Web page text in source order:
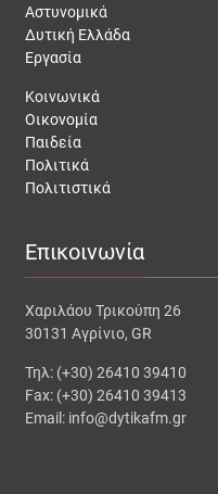
Αστυνομικά
Δυτική Ελλάδα
Εργασία
Κοινωνικά
Οικονομία
Παιδεία
Πολιτικά
Πολιτιστικά
Επικοινωνία
Χαριλάου Τρικούπη 26
30131 Αγρίνιο, GR
Τηλ: (+30) 26410 39410
Fax: (+30) 26410 39413
Email: info@dytikafm.gr